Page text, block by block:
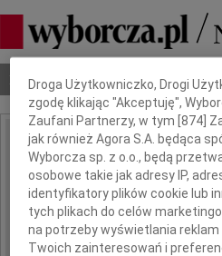
Nekrologi Odeszli Poradnik
IMIĘ I NAZWISKO: Marek
REGION: Warszawa
DATA EMISJI: 19.05.2025
Dbamy o Twoją prywatność
Droga Użytkowniczko, Drogi
zgodę klikając "Akceptuję",
Zaufani Partnerzy, w tym [874 ]
jak również Agora S.A. będąca
Wyborcza sp. z o.o., będą
osobowe takie jak adresy IP,
identyfikatory plików cookie lub
tych plikach do celów
na potrzeby wyświetlania
Twoich zainteresowań i